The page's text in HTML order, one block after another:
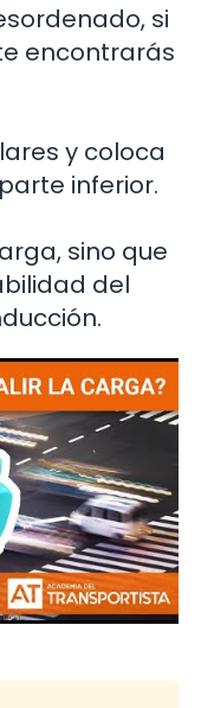
si
encontrarás
y coloca
inferior.
sino que
del